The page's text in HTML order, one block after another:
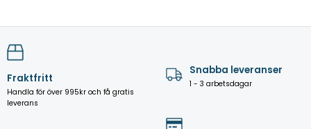
Fraktfritt
Handla för över 995kr och få gratis
leverans
Snabba leveranser
1 - 3 arbetsdagar